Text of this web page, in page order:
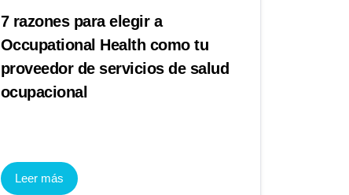
7 razones para elegir a
Occupational Health como tu
proveedor de servicios de salud
ocupacional
Leer más